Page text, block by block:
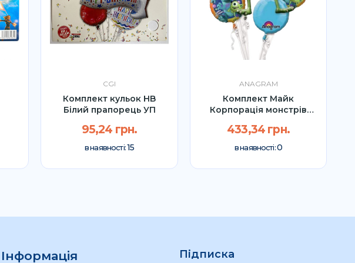
CGI
Комплект кульок HB
Білий прапорець УП
95,24 грн.
в наявності:15
ANAGRAM
Комплект Майк
Корпорація монстрів
433,34 грн.
в наявності:0
Інформація Підписка